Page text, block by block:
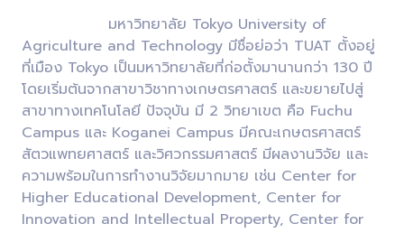
มหาวิทยาลัย Tokyo University of
Agriculture and Technology มีชื่อย่อว่า TUAT ตั้งอยู่
ที่เมือง Tokyo เป็นมหาวิทยาลัยที่ก่อตั้งมานานกว่า 130 ปี
โดยเริ่มต้นจากสาขาวิชาทางเกษตรศาสตร์ และขยายไปสู่
สาขาทางเทคโนโลยี ปัจจุบัน มี 2 วิทยาเขต คือ Fuchu
Campus และ Koganei Campus มีคณะเกษตรศาสตร์
สัตวแพทยศาสตร์ และวิศวกรรมศาสตร์ มีผลงานวิจัย และ
ความพร้อมในการทำงานวิจัยมากมาย เช่น Center for
Higher Educational Development, Center for
Innovation and Intellectual Property, Center for